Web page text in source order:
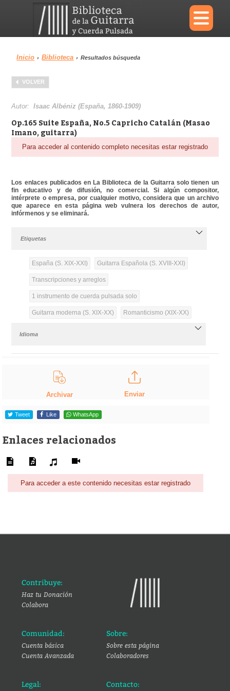
×
Menu
Biblioteca
Área personal Reproductor
Inicio › Biblioteca › Resultados búsqueda
VOLVER
Autor:Isaac Albéniz (España, 1860-1909)
Op.165 Suite España, No.5 Capricho Catalán (Masao
Imano, guitarra)
Para acceder al contenido completo necesitas estar registrado
Los enlaces publicados en La Biblioteca de la Guitarra solo tienen un
fin educativo y de difusión, no comercial. Si algún compositor,
intérprete o empresa, por cualquier motivo, considera que un archivo
que aparece en esta página web vulnera los derechos de autor,
infórmenos y se eliminará.
Etiquetas
España (S. XIX-XXI) Guitarra Española (S. XVIII-XXI)
Transcripciones y arreglos
1 instrumento de cuerda pulsada solo
Guitarra moderna (S. XIX-XX) Romanticismo (XIX-XX)
Idioma
Archivar Enviar
Tweet Like WhatsApp
Enlaces relacionados
Para acceder a este contenido necesitas estar registrado
Contribuye:
Haz tu Donación
Colabora
Comunidad:
Cuenta básica
Cuenta Avanzada
Sobre:
Sobre esta página
Colaboradores
Legal: Contacto: